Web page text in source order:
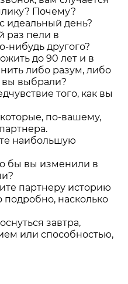
Почему?
идеальный день?
раз пели в
нибудь другого?
до 90 лет и в
либо разум, либо
вы выбрали?
того, как вы
по-вашему,
наибольшую
бы вы изменили в
партнеру историю
насколько
завтра,
или способностью,